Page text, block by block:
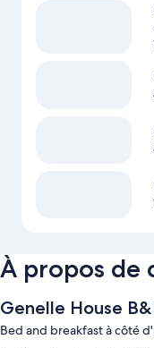
À propos de
Genelle House
Bed and breakfast à côté